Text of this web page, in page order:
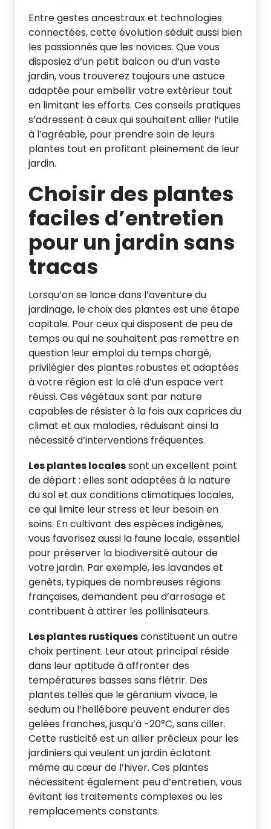
Entre gestes ancestraux et technologies
connectées, cette évolution séduit aussi bien
les passionnés que les novices. Que vous
disposiez d’un petit balcon ou d’un vaste
jardin, vous trouverez toujours une astuce
adaptée pour embellir votre extérieur tout
en limitant les efforts. Ces conseils pratiques
s’adressent à ceux qui souhaitent allier l’utile
à l’agréable, pour prendre soin de leurs
plantes tout en profitant pleinement de leur
jardin.
Choisir des plantes
faciles d’entretien
pour un jardin sans
tracas
Lorsqu’on se lance dans l’aventure du
jardinage, le choix des plantes est une étape
capitale. Pour ceux qui disposent de peu de
temps ou qui ne souhaitent pas remettre en
question leur emploi du temps chargé,
privilégier des plantes robustes et adaptées
à votre région est la clé d’un espace vert
réussi. Ces végétaux sont par nature
capables de résister à la fois aux caprices du
climat et aux maladies, réduisant ainsi la
nécessité d’interventions fréquentes.
Les plantes localessont un excellent point
de départ : elles sont adaptées à la nature
du sol et aux conditions climatiques locales,
ce qui limite leur stress et leur besoin en
soins. En cultivant des espèces indigènes,
vous favorisez aussi la faune locale, essentiel
pour préserver la biodiversité autour de
votre jardin. Par exemple, les lavandes et
genêts, typiques de nombreuses régions
françaises, demandent peu d’arrosage et
contribuent à attirer les pollinisateurs.
Les plantes rustiquesconstituent un autre
choix pertinent. Leur atout principal réside
dans leur aptitude à affronter des
températures basses sans flétrir. Des
plantes telles que le géranium vivace, le
sedum ou l’hellébore peuvent endurer des
gelées franches, jusqu’à -20°C, sans ciller.
Cette rusticité est un allier précieux pour les
jardiniers qui veulent un jardin éclatant
même au cœur de l’hiver. Ces plantes
nécessitent également peu d’entretien, vous
évitant les traitements complexes ou les
remplacements constants.